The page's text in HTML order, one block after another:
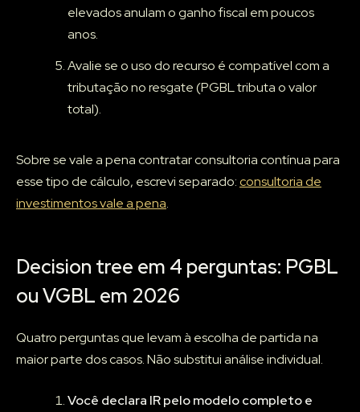
elevados anulam o ganho fiscal em poucos
anos.
Avalie se o uso do recurso é compatível com a
tributação no resgate (PGBL tributa o valor
total).
Sobre se vale a pena contratar consultoria contínua para
esse tipo de cálculo, escrevi separado:consultoria de
investimentos vale a pena.
Decision tree em 4 perguntas: PGBL
ou VGBL em 2026
Quatro perguntas que levam à escolha de partida na
maior parte dos casos. Não substitui análise individual.
Você declara IR pelo modelo completo e